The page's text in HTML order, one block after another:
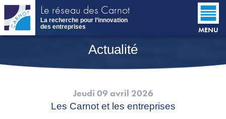
Aller
contenu
principal
Le réseau des Carnot
La recherche pour l’innovation
des entreprises
MENU
Actualité
Jeudi 09 avril 2026
Les Carnot et les entreprises